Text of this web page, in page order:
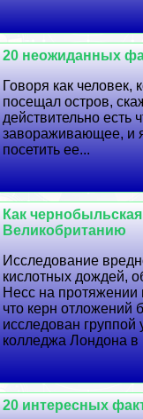
20 неожиданных
Говоря как человек,
посещал остров,
действительно есть
завораживающее, и
посетить ее...
Как
Великобританию
Исследование
кислотных дождей,
Несс на протяжении
что керн отложений
исследован группой
колледжа Лондона
20 интересных